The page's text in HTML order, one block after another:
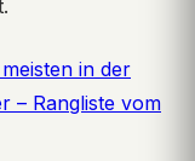
in der
– Rangliste vom